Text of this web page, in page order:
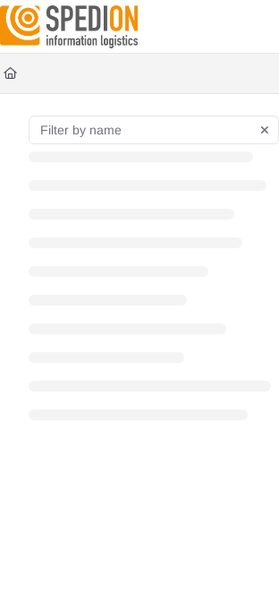
Documentation Index
Fetch the complete documentation index at:
Use this file to discover all available pages before